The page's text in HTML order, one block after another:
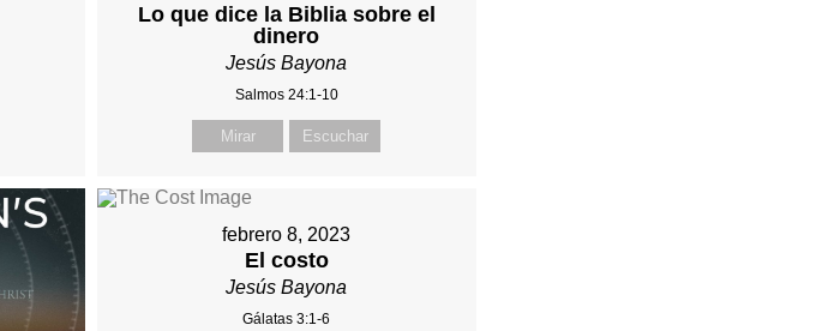
Lo que dice la Biblia sobre el
dinero
Jesús Bayona
Salmos 24:1-10
Mirar Escuchar
febrero 8, 2023
El costo
Jesús Bayona
Gálatas 3:1-6